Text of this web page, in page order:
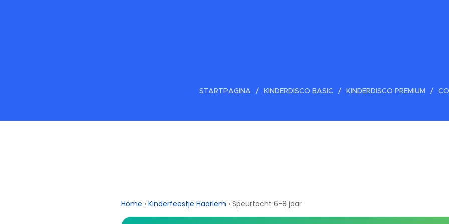
STARTPAGINA KINDERDISCO BASIC KINDERDISCO PREMIUM
Home › Kinderfeestje Haarlem › Speurtocht 6-8 jaar